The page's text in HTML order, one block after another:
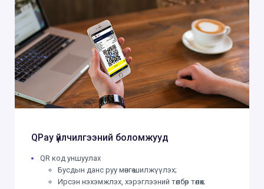
QPay үйлчилгээний боломжууд
QR код уншуулах
Бусдын данс руу мөнгө шилжүүлэх;
Ирсэн нэхэмжлэх, хэрэглээний төлбөр төлөх;